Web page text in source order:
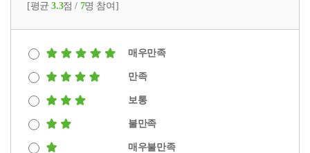
[평균3.3점 / 7명 참여]
매우만족
만족
보통
불만족
매우불만족